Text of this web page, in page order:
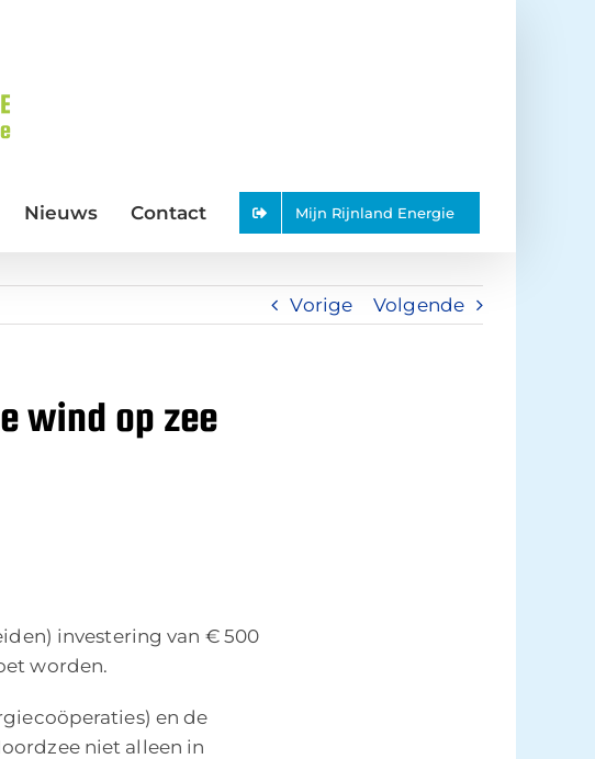
Nieuws Contact Mijn Rijnland Energie
Vorige Volgende
wind op zee
investering van € 500
worden.
en de
niet alleen in